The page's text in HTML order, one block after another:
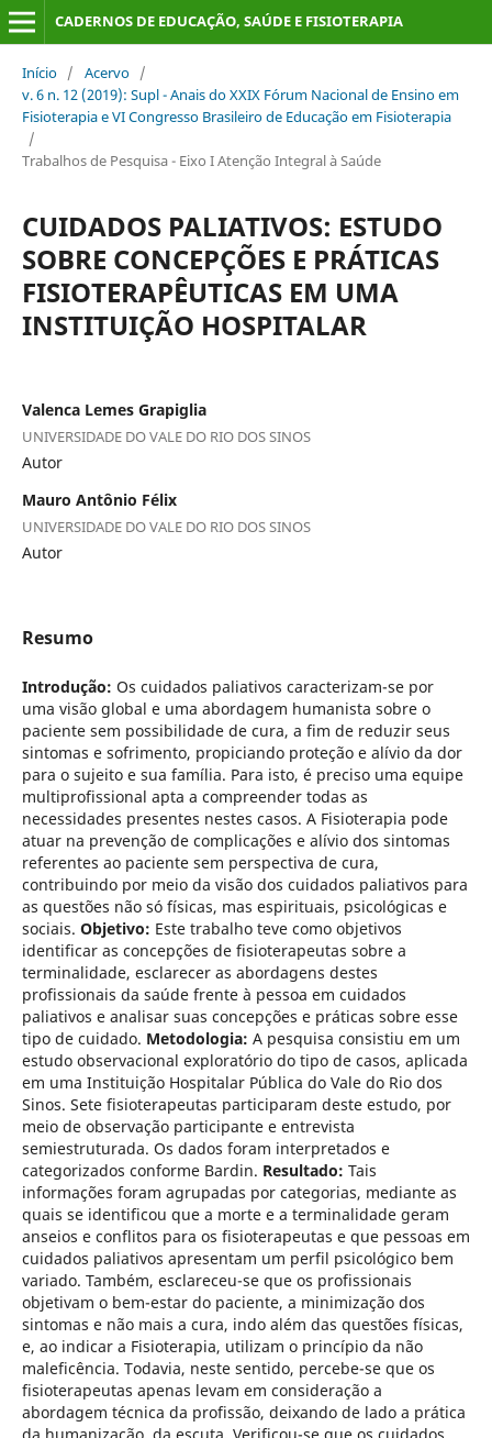
CADERNOS DE EDUCAÇÃO, SAÚDE E FISIOTERAPIA
Início / Acervo /
v. 6 n. 12 (2019): Supl - Anais do XXIX Fórum Nacional de Ensino em
Fisioterapia e VI Congresso Brasileiro de Educação em Fisioterapia
/
Trabalhos de Pesquisa - Eixo I Atenção Integral à Saúde
CUIDADOS PALIATIVOS: ESTUDO
SOBRE CONCEPÇÕES E PRÁTICAS
FISIOTERAPÊUTICAS EM UMA
INSTITUIÇÃO HOSPITALAR
Valenca Lemes Grapiglia
UNIVERSIDADE DO VALE DO RIO DOS SINOS
Autor
Mauro Antônio Félix
UNIVERSIDADE DO VALE DO RIO DOS SINOS
Autor
Resumo
Introdução: Os cuidados paliativos caracterizam-se por
uma visão global e uma abordagem humanista sobre o
paciente sem possibilidade de cura, a fim de reduzir seus
sintomas e sofrimento, propiciando proteção e alívio da dor
para o sujeito e sua família. Para isto, é preciso uma equipe
multiprofissional apta a compreender todas as
necessidades presentes nestes casos. A Fisioterapia pode
atuar na prevenção de complicações e alívio dos sintomas
referentes ao paciente sem perspectiva de cura,
contribuindo por meio da visão dos cuidados paliativos para
as questões não só físicas, mas espirituais, psicológicas e
sociais. Objetivo: Este trabalho teve como objetivos
identificar as concepções de fisioterapeutas sobre a
terminalidade, esclarecer as abordagens destes
profissionais da saúde frente à pessoa em cuidados
paliativos e analisar suas concepções e práticas sobre esse
tipo de cuidado. Metodologia: A pesquisa consistiu em um
estudo observacional exploratório do tipo de casos, aplicada
em uma Instituição Hospitalar Pública do Vale do Rio dos
Sinos. Sete fisioterapeutas participaram deste estudo, por
meio de observação participante e entrevista
semiestruturada. Os dados foram interpretados e
categorizados conforme Bardin. Resultado: Tais
informações foram agrupadas por categorias, mediante as
quais se identificou que a morte e a terminalidade geram
anseios e conflitos para os fisioterapeutas e que pessoas em
cuidados paliativos apresentam um perfil psicológico bem
variado. Também, esclareceu-se que os profissionais
objetivam o bem-estar do paciente, a minimização dos
sintomas e não mais a cura, indo além das questões físicas,
e, ao indicar a Fisioterapia, utilizam o princípio da não
maleficência. Todavia, neste sentido, percebe-se que os
fisioterapeutas apenas levam em consideração a
abordagem técnica da profissão, deixando de lado a prática